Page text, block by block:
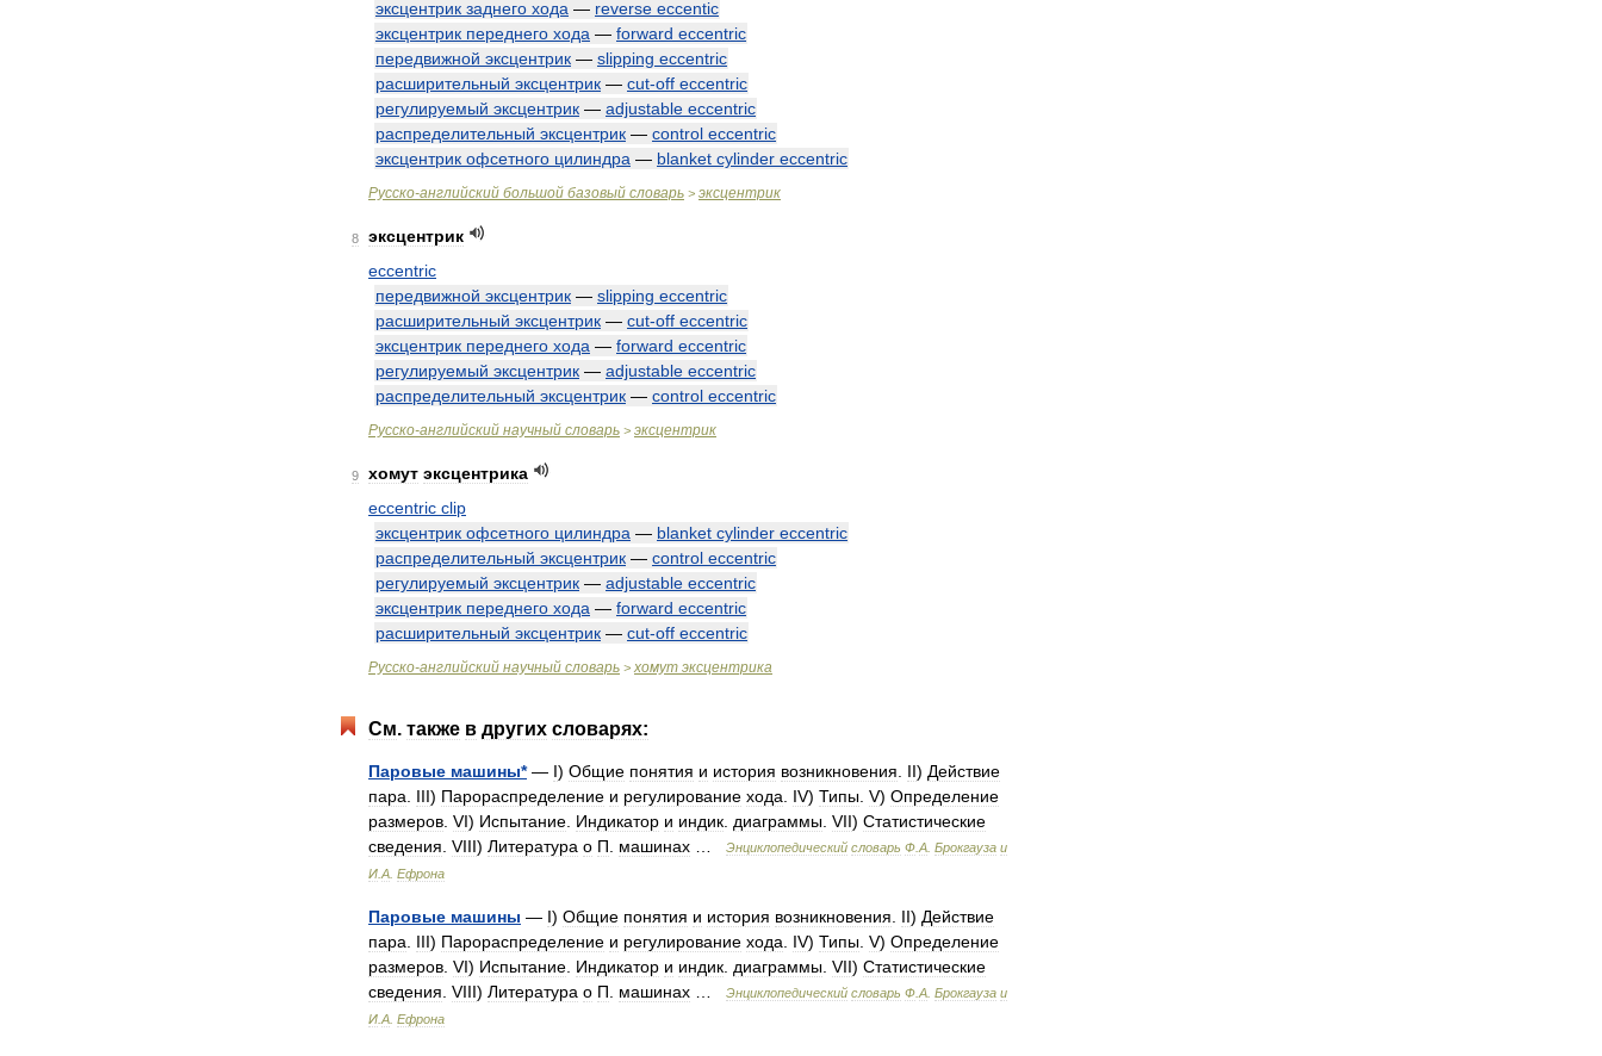
эксцентрик заднего хода — reverse eccentic
эксцентрик переднего хода — forward eccentric
передвижной эксцентрик — slipping eccentric
расширительный эксцентрик — cut-off eccentric
регулируемый эксцентрик — adjustable eccentric
распределительный эксцентрик — control eccentric
эксцентрик офсетного цилиндра — blanket cylinder eccentric
Русско-английский большой базовый словарь > эксцентрик
8
эксцентрик
eccentric
передвижной эксцентрик — slipping eccentric
расширительный эксцентрик — cut-off eccentric
эксцентрик переднего хода — forward eccentric
регулируемый эксцентрик — adjustable eccentric
распределительный эксцентрик — control eccentric
Русско-английский научный словарь > эксцентрик
9 хомут эксцентрика
eccentric clip
эксцентрик офсетного цилиндра — blanket cylinder eccentric
распределительный эксцентрик — control eccentric
регулируемый эксцентрик — adjustable eccentric
эксцентрик переднего хода — forward eccentric
расширительный эксцентрик — cut-off eccentric
Русско-английский научный словарь > хомут эксцентрика
См. также в других словарях:
Паровые машины*— I) Общие понятия и история возникновения II) Действие
пара
III) Парораспределение и регулирование хода IV) Типы V) Определение
размеров VI) Испытание Индикатор и индик диаграммы VII) Статистические
сведения VIII) Литература о П машинах Энциклопедический словарь Ф А Брокгауза и
И А Ефрона
Паровые машины — I) Общие понятия и история возникновения II) Действие
пара
III) Парораспределение и регулирование хода IV) Типы V) Определение
размеров VI) Испытание Индикатор и индик диаграммы VII) Статистические
сведения VIII) Литература о П машинах Энциклопедический словарь Ф А Брокгауза и
И А Ефрона